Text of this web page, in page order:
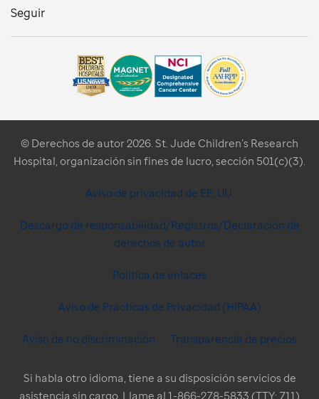
Seguir
© Derechos de autor 2026. St. Jude Children’s Research
Hospital, organización sin fines de lucro, sección 501(c)(3).
Aviso de privacidad de EE. UU.
Descargo de responsabilidad/Registros/Declaración de
derechos de autor
Política de enlaces
Aviso de Prácticas de Privacidad (HIPAA)
Aviso de no discriminación Transparencia de precios
Si habla otro idioma, tiene a su disposición servicios de
asistencia sin cargo. Llame al 1-866-278-5833 (TTY: 711)